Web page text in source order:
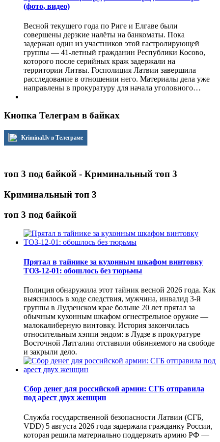
(фото, видео)
Весной текущего года по Риге и Елгаве были
совершены дерзкие налёты на банкоматы. Пока
задержан один из участников этой гастролирующей
группы — 41-летный гражданин Республики Косово,
которого после серийных краж задержали на
территории Литвы. Госполиция Латвии завершила
расследование в отношении него. Материалы дела уже
направлены в прокуратуру для начала уголовного…
Кнопка Телеграм в байках
Kriminal.lv в Телеграме
топ 3 под байкой - Криминальный топ 3
Криминальный топ 3
топ 3 под байкой
Прятал в тайнике за кухонным шкафом винтовку
ТОЗ-12-01: обошлось без тюрьмы
Полиция обнаружила этот тайник весной 2026 года. Как
выяснилось в ходе следствия, мужчина, инвалид 3-й
группы в Лудзенском крае больше 20 лет прятал за
обычным кухонным шкафом огнестрельное оружие —
малокалиберную винтовку. История закончилась
относительным хэппи эндом: в Лудзе в прокуратуре
Восточной Латгалии отставили обвиняемого на свободе
и закрыли дело.
Сбор денег для российской армии: СГБ отправила
под арест двух женщин
Служба государственной безопасности Латвии (СГБ,
VDD) 5 августа 2026 года задержала гражданку России,
которая решила материально поддержать армию РФ —